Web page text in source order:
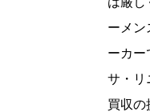
ーメン
ーカー
サ・リ
買収の